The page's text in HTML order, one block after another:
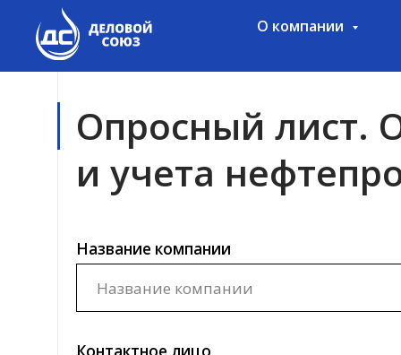
О компании
Опросный лист.
и учета